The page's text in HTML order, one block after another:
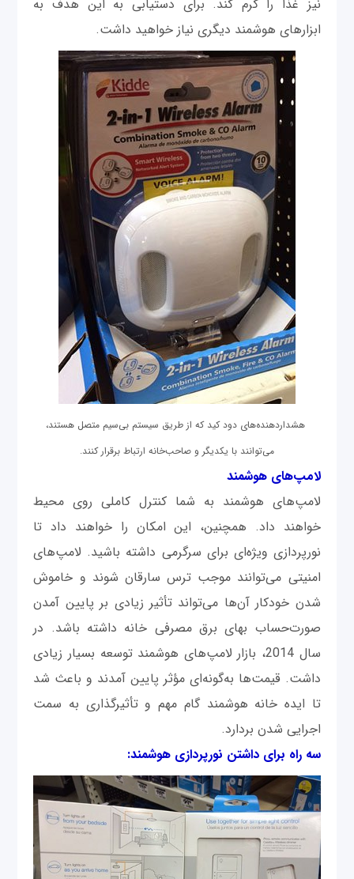
نیز غذا را گرم کند. برای دستیابی به این هدف به
ابزارهای هوشمند دیگری نیاز خواهید داشت.
هشداردهنده‌های دود کید که از طریق سیستم بی‌سیم متصل هستند،
می‌توانند با یکدیگر و صاحب‌خانه ارتباط برقرار کنند.
لامپ‌های هوشمند
لامپ‌های هوشمند به شما کنترل کاملی روی محیط
خواهند داد. همچنین، این امکان را خواهند داد تا
نورپردازی ویژه‌ای برای سرگرمی داشته باشید. لامپ‌های
امنیتی می‌توانند موجب ترس سارقان شوند و خاموش
شدن خودکار آن‌ها می‌تواند تأثیر زیادی بر پایین آمدن
صورت‌حساب بهای برق مصرفی خانه داشته باشد. در
سال 2014، بازار لامپ‌های هوشمند توسعه بسیار زیادی
داشت. قیمت‌ها به‌گونه‌ای مؤثر پایین آمدند و باعث شد
تا ایده خانه هوشمند گام مهم و تأثیرگذاری به سمت
اجرایی شدن بردارد.
سه راه برای داشتن نورپردازی هوشمند: